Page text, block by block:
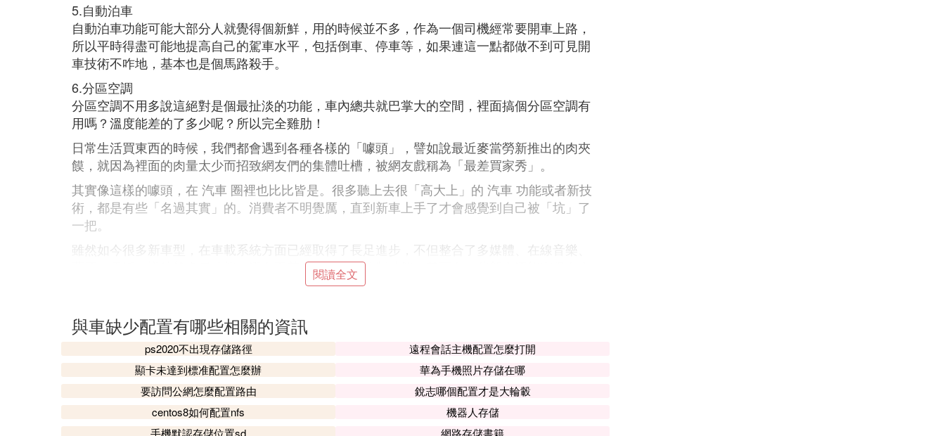
5.自動泊車
自動泊車功能可能大部分人就覺得個新鮮，用的時候並不多，作為一個司機經常要開車上路，
所以平時得盡可能地提高自己的駕車水平，包括倒車、停車等，如果連這一點都做不到可見開
車技術不咋地，基本也是個馬路殺手。
6.分區空調
分區空調不用多說這絕對是個最扯淡的功能，車內總共就巴掌大的空間，裡面搞個分區空調有
用嗎？溫度能差的了多少呢？所以完全雞肋！
日常生活買東西的時候，我們都會遇到各種各樣的「噱頭」，譬如說最近麥當勞新推出的肉夾
饃，就因為裡面的肉量太少而招致網友們的集體吐槽，被網友戲稱為「最差買家秀」。
其實像這樣的噱頭，在 汽車 圈裡也比比皆是。很多聽上去很「高大上」的 汽車 功能或者新技
術，都是有些「名過其實」的。消費者不明覺厲，直到新車上手了才會感覺到自己被「坑」了
一把。
雖然如今很多新車型，在車載系統方面已經取得了長足進步，不但整合了多媒體、在線音樂、
藍牙、電話、導航等多種功能，還有五花八門的語音控制功能，甚至有一些新車還能實現在車
上看電視劇、電影的「奢華體驗」。然而也有很多車型，直到如今，在這方面的設計也完全跟
方面的配置相當落後。今天，我們就和大家一起盤點下，一些「噱頭」大於實用的新技術、新
功能，以幫助大家少踩一些「雷」。
01原車導航
譬如說導航，一些車型沒有當下流行的「OTA」（空中升級）功能，致使導航的信息十分落
後，而且地圖的樣式陳舊粗糙，讓人看起來十分費勁。另外，導航的操作也很困難。老式車載
導航輸入地址有多麼困難，相信很多用過的司機都知道。更重要的是，這些所謂的「原廠導
閱讀全文
與車缺少配置有哪些相關的資訊
ps2020不出現存儲路徑
遠程會話主機配置怎麼打開
顯卡未達到標准配置怎麼辦
華為手機照片存儲在哪
要訪問公網怎麼配置路由
銳志哪個配置才是大輪轂
centos8如何配置nfs
機器人存儲
手機默認存儲位置sd
網路存儲書籍